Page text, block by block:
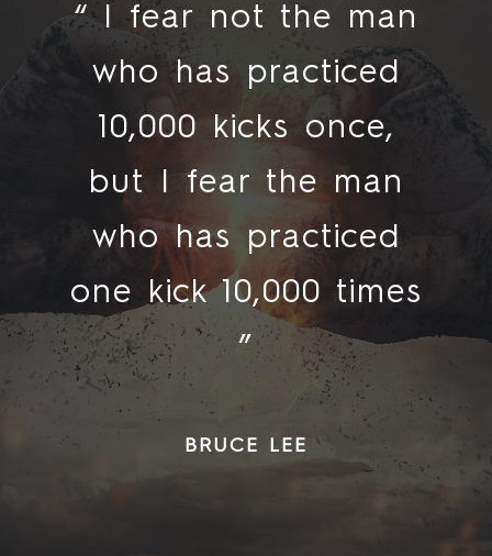
“ I fear not the man
who has practiced
10,000 kicks once,
but I fear the man
who has practiced
one kick 10,000 times
”
BRUCE LEE